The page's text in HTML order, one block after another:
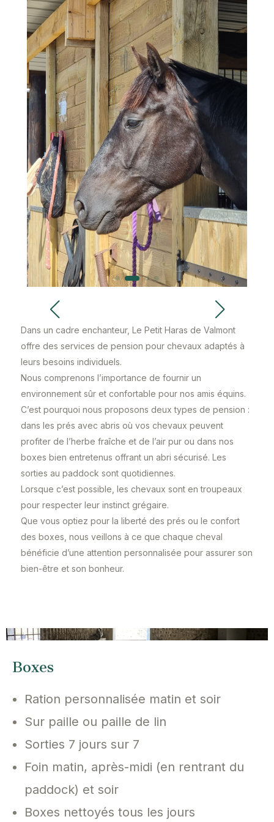
Notre pension
Dans un cadre enchanteur, Le Petit Haras de Valmont
offre des services de pension pour chevaux adaptés à
leurs besoins individuels.
Nous comprenons l’importance de fournir un
environnement sûr et confortable pour nos amis équins.
C’est pourquoi nous proposons deux types de pension :
dans les prés avec abris où vos chevaux peuvent
profiter de l’herbe fraîche et de l’air pur ou dans nos
boxes bien entretenus offrant un abri sécurisé. Les
sorties au paddock sont quotidiennes.
Lorsque c’est possible, les chevaux sont en troupeaux
pour respecter leur instinct grégaire.
Que vous optiez pour la liberté des prés ou le confort
des boxes, nous veillons à ce que chaque cheval
bénéficie d’une attention personnalisée pour assurer son
bien-être et son bonheur.
Boxes
Ration personnalisée matin et soir
Sur paille ou paille de lin
Sorties 7 jours sur 7
Foin matin, après-midi (en rentrant du
paddock) et soir
Boxes nettoyés tous les jours